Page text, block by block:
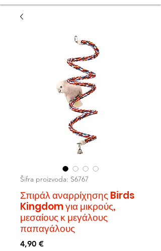
Šifra proizvoda: S6767
Σπιράλ αναρρίχησης Birds
Kingdom για μικρούς,
μεσαίους κ μεγάλους
παπαγάλους
4,90 €Cijena